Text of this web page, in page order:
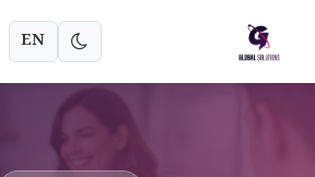
EN